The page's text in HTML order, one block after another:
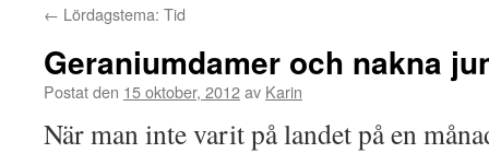
← Lördagstema: Tid
Geraniumdamer och nakna
Postat den 15 oktober, 2012av Karin
När man inte varit på landet på en